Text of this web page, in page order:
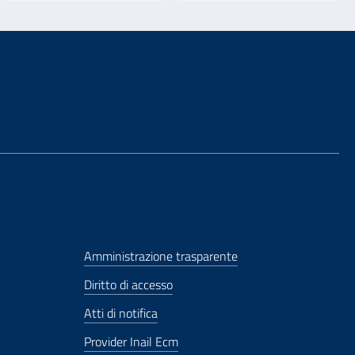
Amministrazione trasparente
Diritto di accesso
Atti di notifica
Provider Inail Ecm